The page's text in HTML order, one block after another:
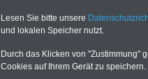
22,50 Euro: Wissenswertes für
und Beamte,
Ländern. Alle 3 Ratgeber sind
gegliedert und erläutern auch
Lesen Sie bitte unsere
und lokalen Speicher nutzt.
Durch das Klicken von "Zustimmung"
Cookies auf Ihrem Gerät zu speichern.